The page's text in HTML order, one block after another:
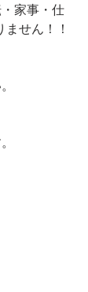
家事・仕
せん！！